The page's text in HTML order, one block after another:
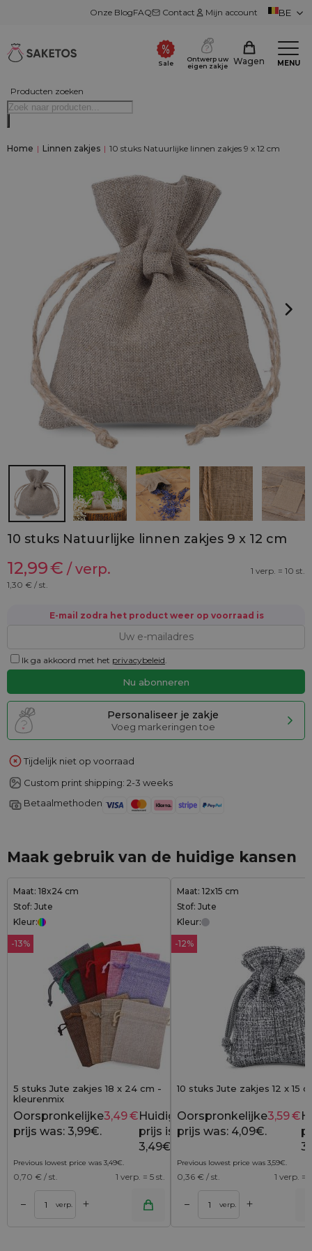
Onze BlogFAQ Contact Mijn account BE
Producten zoeken
Sale
Ontwerp uw
eigen zakje
Wagen MENU
Home | Linnen zakjes | 10 stuks Natuurlijke linnen zakjes 9 x 12 cm
10 stuks Natuurlijke linnen zakjes 9 x 12 cm
12,99€ / verp.
1 verp. = 10 st.
1,30 € / st.
E-mail zodra het product weer op voorraad is
Ik ga akkoord met het privacybeleid.
Personaliseer je zakje
Voeg markeringen toe
Tijdelijk niet op voorraad
Custom print shipping: 2-3 weeks
Betaalmethoden
Maak gebruik van de huidige kansen
Maat: 18x24 cm
Stof: Jute
Kleur:
-13%
5 stuks Jute zakjes 18 x 24 cm -
kleurenmix
3,99 €
Oorspronkelijke
prijs was: 3,99€.
3,49€Huidige
prijs is:
3,49€.
Previous lowest price was 3,49€.
0,70 € / st. 1 verp. = 5 st.
– verp. +
Maat: 12x15 cm
Stof: Jute
Kleur:
-12%
10 stuks Jute zakjes 12 x 15
Oorspronkelijke
prijs was: 4,09€.
3,59€
Previous lowest price was 3,59€.
0,36 € / st. 1 verp. =
– verp. +
Toevoegen aan winkelwagen Toevoegen aan